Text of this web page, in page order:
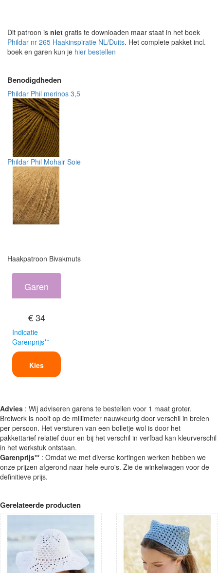
Dit patroon is niet gratis te downloaden maar staat in het boek
Phildar nr 265 Haakinspiratie NL/Duits. Het complete pakket incl.
boek en garen kun je hier bestellen
Benodigdheden
Phildar Phil merinos 3,5
Phildar Phil Mohair Soie
Haakpatroon Bivakmuts
Garen
€ 34
Indicatie
Garenprijs**
Kies
Advies : Wij adviseren garens te bestellen voor 1 maat groter.
Breiwerk is nooit op de millimeter nauwkeurig door verschil in breien
per persoon. Het versturen van een bolletje wol is door het
pakkettarief relatief duur en bij het verschil in verfbad kan kleurverschil
in het werkstuk ontstaan.
Garenprijs** : Omdat we met diverse kortingen werken hebben we
onze prijzen afgerond naar hele euro's. Zie de winkelwagen voor de
definitieve prijs.
Gerelateerde producten